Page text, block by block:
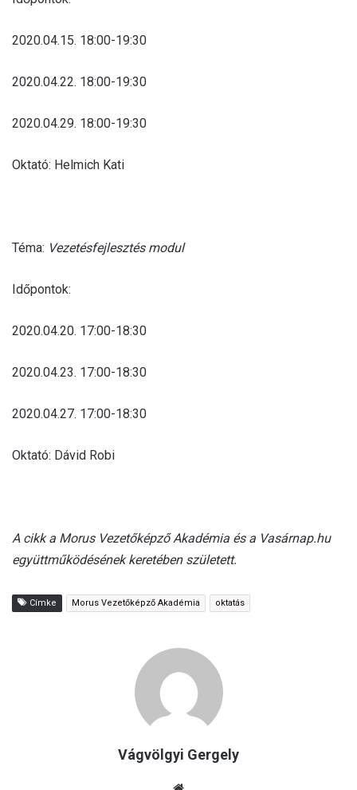
2020.04.15. 18:00-19:30
2020.04.22. 18:00-19:30
2020.04.29. 18:00-19:30
Oktató: Helmich Kati
Téma: Vezetésfejlesztés modul
Időpontok:
2020.04.20. 17:00-18:30
2020.04.23. 17:00-18:30
2020.04.27. 17:00-18:30
Oktató: Dávid Robi
A cikk a Morus Vezetőképző Akadémia és a Vasárnap.hu
együttműködésének keretében született.
Címke Morus Vezetőképző Akadémia oktatás
Vágvölgyi Gergely